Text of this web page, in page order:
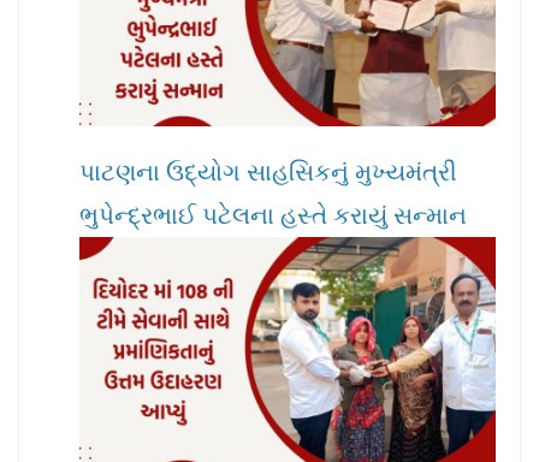
પાટણના ઉદ્યોગ સાહસિકનું મુખ્યમંત્રી
ભુપેન્દ્રભાઈ પટેલના હસ્તે કરાયું સન્માન